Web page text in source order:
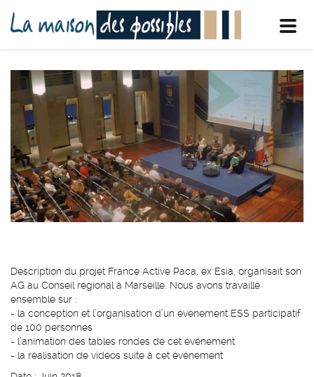
Description du projet France Active Paca, ex Esia, organisait son
AG au Conseil régional à Marseille. Nous avons travaillé
ensemble sur :
- la conception et l’organisation d’un événement ESS participatif
de 100 personnes
- l’animation des tables rondes de cet événement
- la réalisation de vidéos suite à cet événement